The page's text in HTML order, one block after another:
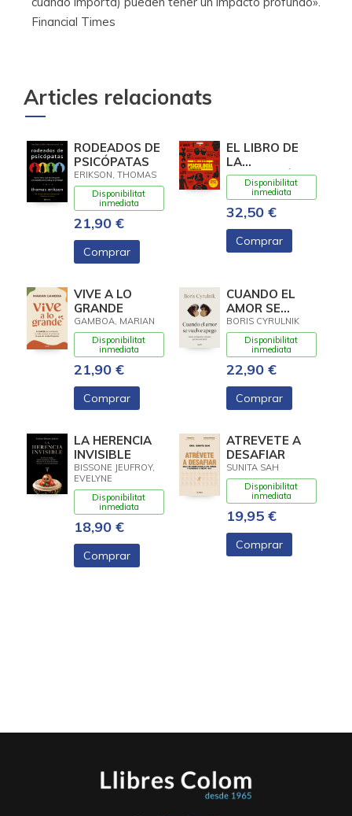
Financial Times
Articles relacionats
RODEADOS DE
PSICÓPATAS
ERIKSON, THOMAS
Disponibilitat
inmediata
21,90 €
Comprar
EL LIBRO DE
LA
PSICOLOGÍA. 8ª
EDICIÓN
ACTUALIZADA
Disponibilitat
inmediata
32,50 €
Comprar
VIVE A LO
GRANDE
GAMBOA, MARIAN
Disponibilitat
inmediata
21,90 €
Comprar
CUANDO EL
AMOR SE
VUELVE APEGO
BORIS CYRULNIK
Disponibilitat
inmediata
22,90 €
Comprar
LA HERENCIA
INVISIBLE
BISSONE JEUFROY,
EVELYNE
Disponibilitat
inmediata
18,90 €
Comprar
ATREVETE A
DESAFIAR
SUNITA SAH
Disponibilitat
inmediata
19,95 €
Comprar